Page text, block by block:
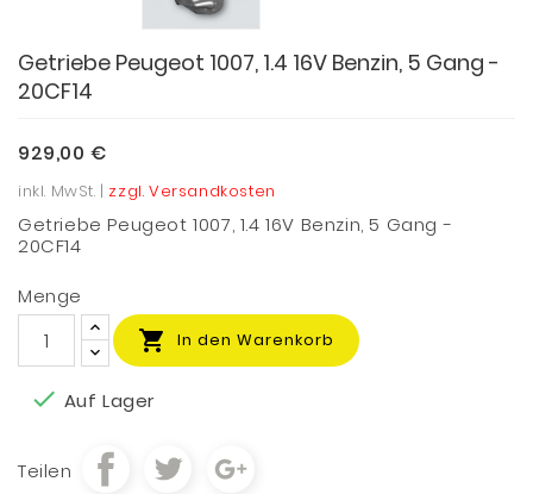
Getriebe Peugeot 1007, 1.4 16V Benzin, 5 Gang -
20CF14
929,00 €
inkl. MwSt. | zzgl. Versandkosten
Getriebe Peugeot 1007, 1.4 16V Benzin, 5 Gang -
20CF14
Menge
 In den Warenkorb
 Auf Lager
Teilen